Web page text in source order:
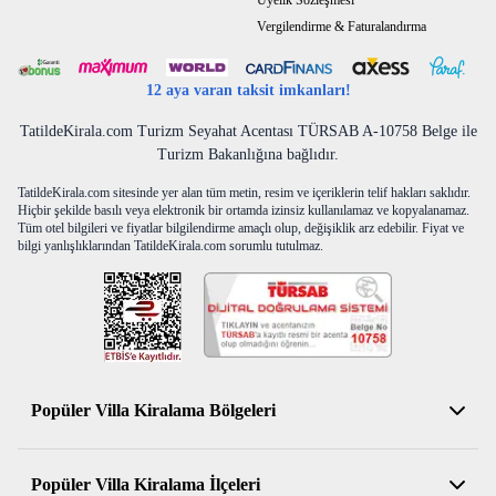
Vergilendirme & Faturalandırma
12 aya varan taksit imkanları!
TatildeKirala.com Turizm Seyahat Acentası TÜRSAB A-10758 Belge ile
Turizm Bakanlığına bağlıdır.
TatildeKirala.com sitesinde yer alan tüm metin, resim ve içeriklerin telif hakları saklıdır.
Hiçbir şekilde basılı veya elektronik bir ortamda izinsiz kullanılamaz ve kopyalanamaz.
Tüm otel bilgileri ve fiyatlar bilgilendirme amaçlı olup, değişiklik arz edebilir. Fiyat ve
bilgi yanlışlıklarından TatildeKirala.com sorumlu tutulmaz.
Popüler Villa Kiralama Bölgeleri
Antalya Kiralık Villa
Muğla Kiralık Villa
Popüler Villa Kiralama İlçeleri